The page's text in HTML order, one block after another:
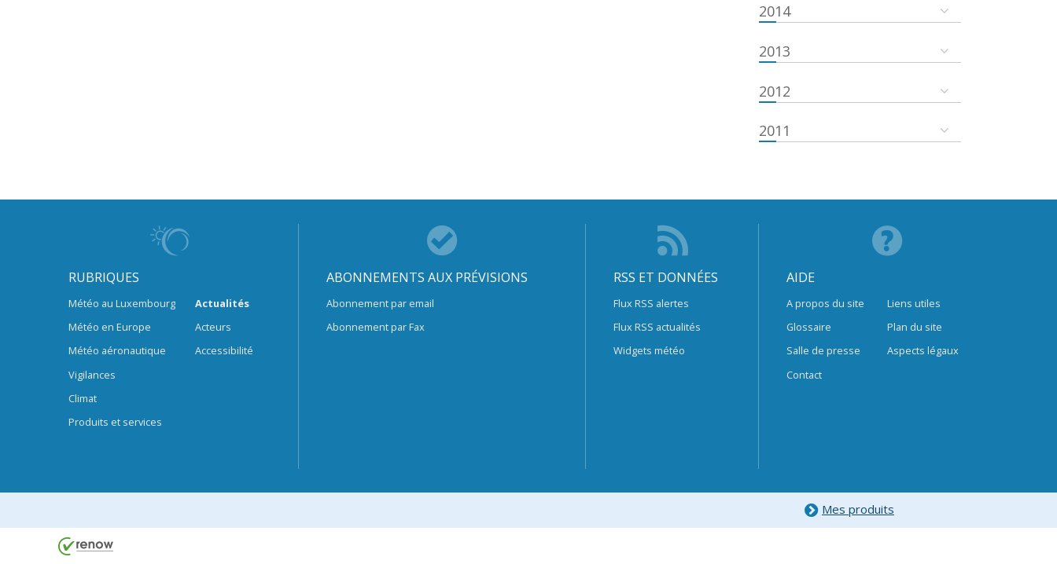
2014
2013
2012
2011
RUBRIQUES
Météo au Luxembourg
Météo en Europe
Météo aéronautique
Vigilances
Climat
Produits et services
Actualités
Acteurs
Accessibilité
ABONNEMENTS AUX PRÉVISIONS
Abonnement par email
Abonnement par Fax
RSS ET DONNÉES
Flux RSS alertes
Flux RSS actualités
Widgets météo
AIDE
A propos du site
Glossaire
Salle de presse
Contact
Liens utiles
Plan du site
Aspects légaux
Mes produits